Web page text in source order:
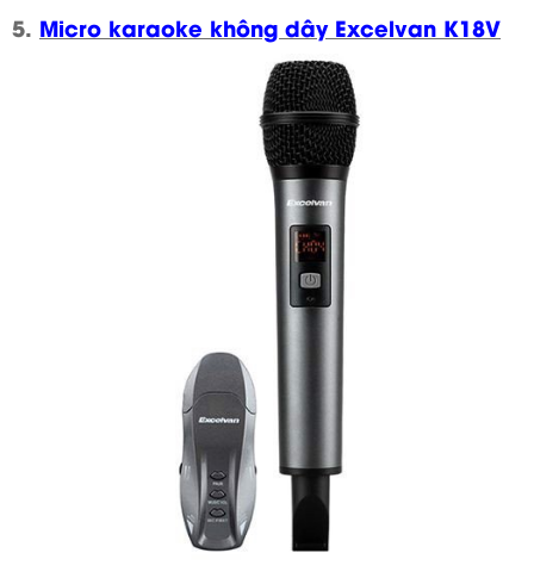
5. Micro karaoke không dây Excelvan K18V